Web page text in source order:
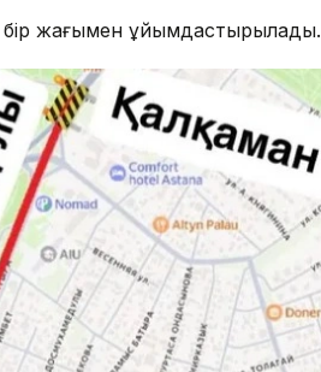
бір жағымен ұйымдастырылады.